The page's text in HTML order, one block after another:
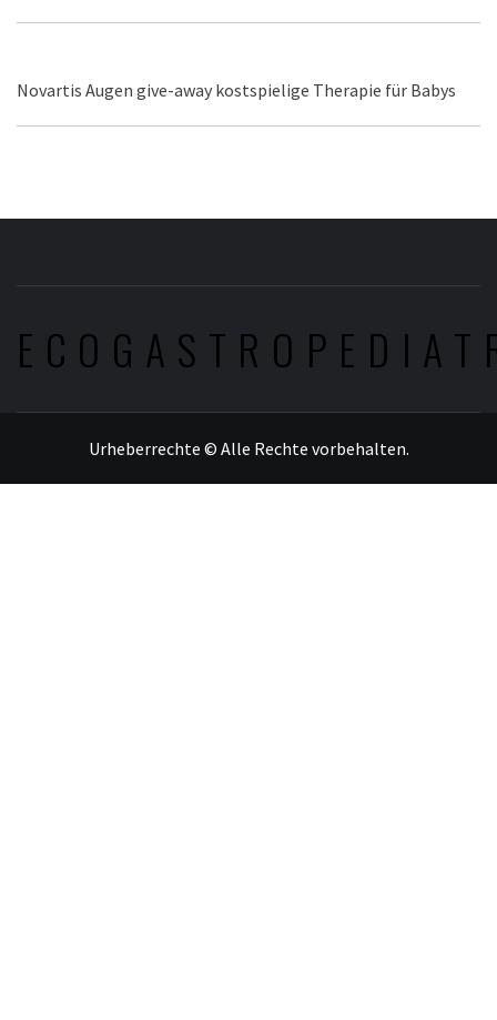
Novartis Augen give-away kostspielige Therapie für Babys
Urheberrechte © Alle Rechte vorbehalten.